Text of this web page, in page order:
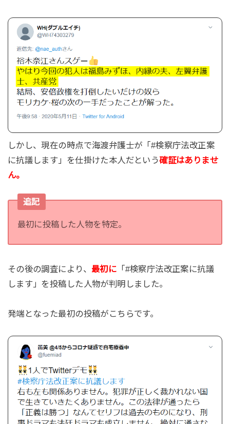
しかし、現在の時点で海渡弁護士が「#検察庁法改正案
に抗議します」を仕掛けた本人だという確証はありませ
ん。
追記
最初に投稿した人物を特定。
その後の調査により、 最初に 「#検察庁法改正案に抗議
します」を投稿した人物が判明しました。
発端となった最初の投稿がこちらです。